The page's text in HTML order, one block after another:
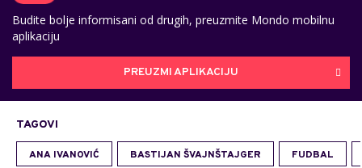
Budite bolje informisani od drugih, preuzmite Mondo mobilnu
aplikaciju
PREUZMI APLIKACIJU
TAGOVI
ANA IVANOVIĆ BASTIJAN ŠVAJNŠTAJGER FUDBAL